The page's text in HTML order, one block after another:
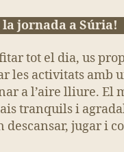
la jornada a Súria!
tot el dia, us
les activitats amb
a l’aire lliure. El
tranquils i
descansar, jugar i